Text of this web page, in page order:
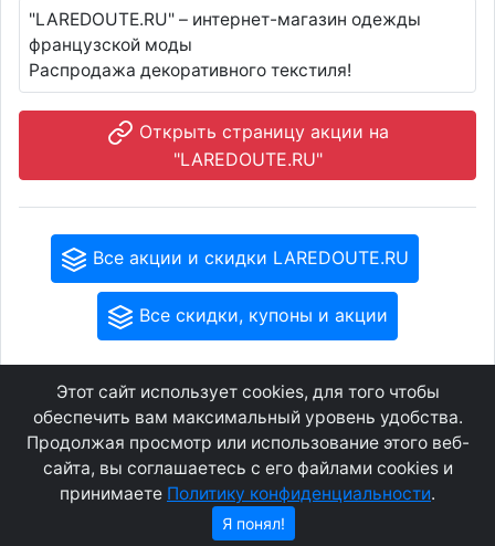
"LAREDOUTE.RU" – интернет-магазин одежды
французской моды
Распродажа декоративного текстиля!
Открыть страницу акции на
"LAREDOUTE.RU"
Все акции и скидки LAREDOUTE.RU
Все скидки, купоны и акции
GEOWAP.MOBI© 2007 - 2021
Соглашение
Конфиденциальность
О сайте
Контакты
Этот сайт использует cookies, для того чтобы
обеспечить вам максимальный уровень удобства.
Продолжая просмотр или использование этого веб-
сайта, вы соглашаетесь с его файлами cookies и
принимаете Политику конфиденциальности.
Я понял!